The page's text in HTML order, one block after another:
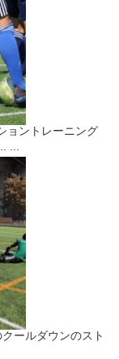
ョントレーニング
...
ールダウンのスト